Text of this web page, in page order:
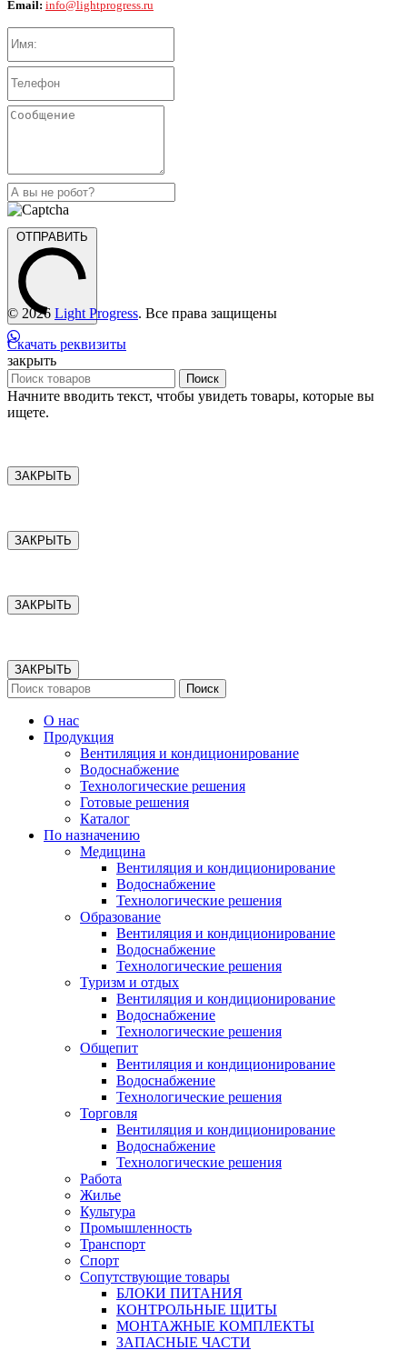
Email: info@lightprogress.ru
ОТПРАВИТЬ
© 2026 Light Progress. Все права защищены
Скачать реквизиты
закрыть
Поиск
Начните вводить текст, чтобы увидеть товары, которые вы
ищете.
ЗАКРЫТЬ
ЗАКРЫТЬ
ЗАКРЫТЬ
ЗАКРЫТЬ
Поиск
О нас
Продукция
Вентиляция и кондиционирование
Водоснабжение
Технологические решения
Готовые решения
Каталог
По назначению
Медицина
Вентиляция и кондиционирование
Водоснабжение
Технологические решения
Образование
Вентиляция и кондиционирование
Водоснабжение
Технологические решения
Туризм и отдых
Вентиляция и кондиционирование
Водоснабжение
Технологические решения
Общепит
Вентиляция и кондиционирование
Водоснабжение
Технологические решения
Торговля
Вентиляция и кондиционирование
Водоснабжение
Технологические решения
Работа
Жилье
Культура
Промышленность
Транспорт
Спорт
Сопутствующие товары
БЛОКИ ПИТАНИЯ
КОНТРОЛЬНЫЕ ЩИТЫ
МОНТАЖНЫЕ КОМПЛЕКТЫ
ЗАПАСНЫЕ ЧАСТИ